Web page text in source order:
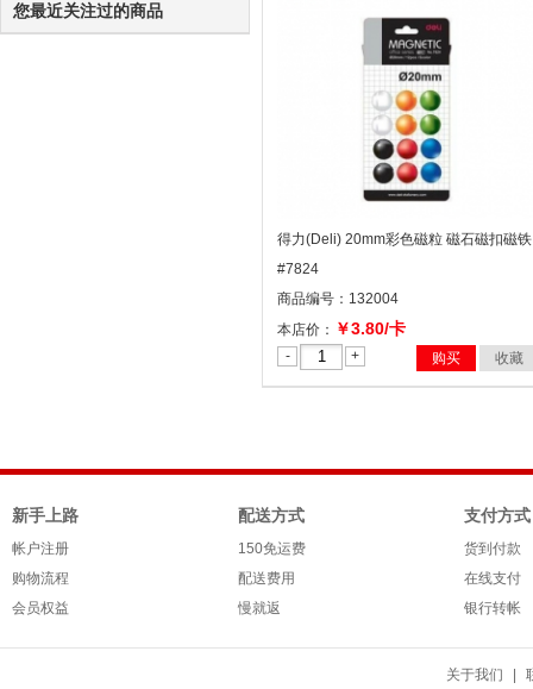
您最近关注过的商品
得力(Deli) 20mm彩色磁粒 磁石磁扣磁铁
#7824
商品编号：132004
本店价： ￥3.80/卡
- + 购买 收藏
新手上路
帐户注册
购物流程
会员权益
配送方式
150免运费
配送费用
慢就返
支付方式
货到付款
在线支付
银行转帐
关于我们